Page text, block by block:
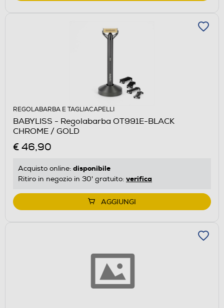
REGOLABARBA E TAGLIACAPELLI
BABYLISS - Regolabarba OT991E-BLACK
CHROME / GOLD
€ 46,90
Acquisto online: disponibile
Ritiro in negozio in 30' gratuito: verifica
AGGIUNGI